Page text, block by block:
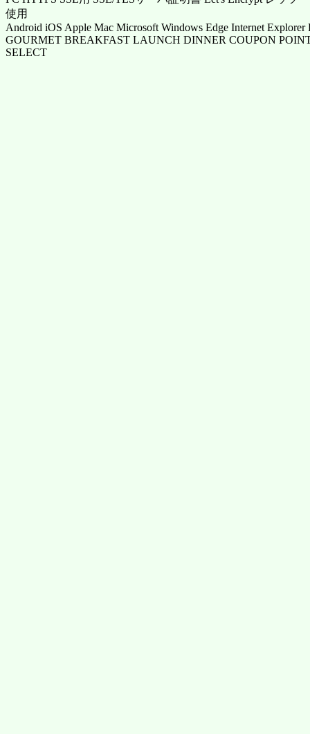
使用
Android iOS Apple Mac Microsoft Windows Edge Internet Explorer
GOURMET BREAKFAST LAUNCH DINNER COUPON
SELECT